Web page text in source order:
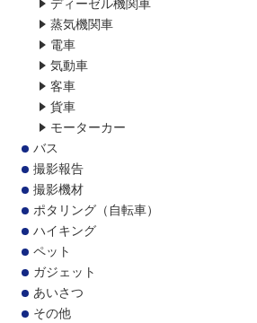
蒸気機関車
電車
気動車
客車
貨車
モーターカー
バス
撮影報告
撮影機材
ポタリング（自転車）
ハイキング
ペット
ガジェット
あいさつ
その他